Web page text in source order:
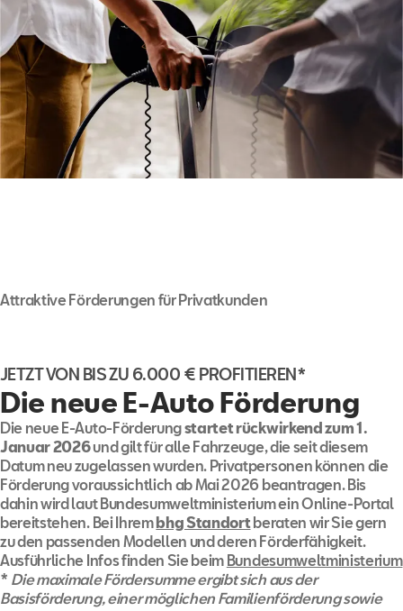
Attraktive Förderungen für Privatkunden
JETZT VON BIS ZU 6.000 € PROFITIEREN*
Die neue E-Auto Förderung
Die neue E-Auto-Förderungstartet rückwirkend zum 1.
Januar 2026und gilt für alle Fahrzeuge, die seit diesem
Datum neu zugelassen wurden. Privatpersonen können die
Förderung voraussichtlich ab Mai 2026 beantragen. Bis
dahin wird laut Bundesumweltministerium ein Online-Portal
bereitstehen. Bei Ihrembhg Standortberaten wir Sie gern
zu den passenden Modellen und deren Förderfähigkeit.
Ausführliche Infos finden Sie beim Bundesumweltministerium
* Die maximale Fördersumme ergibt sich aus der
Basisförderung, einer möglichen Familienförderung sowie